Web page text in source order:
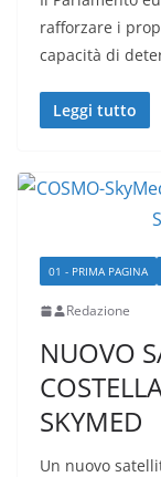
rafforzare i
capacità di
Leggi tutto
01 - PRIMA PAGINA
Redazione
NUOVO
SKYMED
Un nuovo